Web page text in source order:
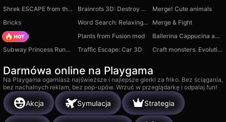
Shrek ESCAPE from the Swamp 2
Brainrots 3D: Destroy walls with a laser!
Merge! Cute animals
Bricks
Word Search: Relaxing Puzzles
Merge & Fight
TB World
Plants from Fusion mod
Ballerina Cappucina and Barry's Prison
Subway Princess Runner
Traffic Escape: Car 3D Craft monsters. Evolution
Darmówa online na Playgama
Na Playgama ogarniasz najświeższe i najlepsze gierki za friko. Bez ściągania,
bez nachalnych reklam, bez pop-upów. Wrzuć w przeglądarkę i odpalaj fun!
Akcja Symulacja Strategia